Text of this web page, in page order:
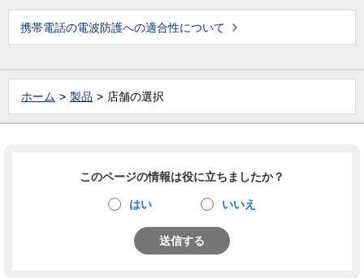
携帯電話の電波防護への適合性について
ホーム 製品 店舗の選択
このページの情報は役に立ちましたか？
はい いいえ
送信する